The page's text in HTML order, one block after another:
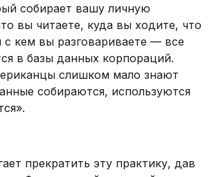
собирает вашу личную
вы читаете, куда вы ходите, что
с кем вы разговариваете — все
в базы данных корпораций.
слишком мало знают
собираются, используются
прекратить эту практику, дав